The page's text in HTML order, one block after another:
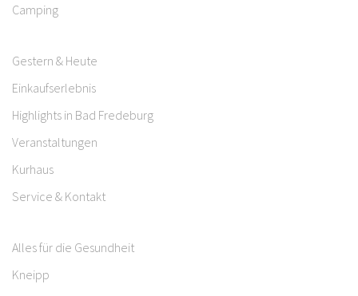
Camping
Gestern & Heute
Einkaufserlebnis
Highlights in Bad Fredeburg
Veranstaltungen
Kurhaus
Service & Kontakt
Alles für die Gesundheit
Kneipp